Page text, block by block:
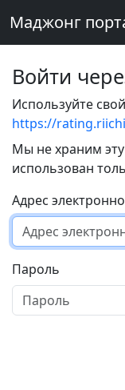
Маджонг
Войти
Используйте
https://
Мы не храним
использован
Адрес
Пароль